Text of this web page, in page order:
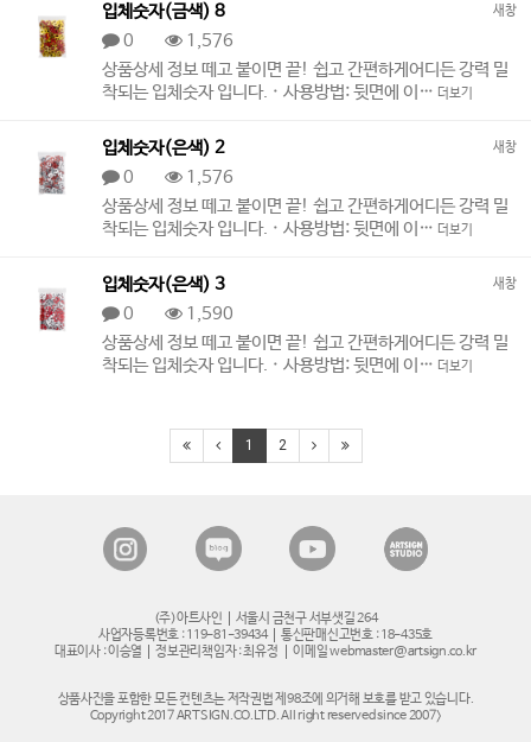
새창
입체숫자(금색) 8
0
1,576
상품상세 정보 떼고 붙이면 끝! 쉽고 간편하게어디든 강력 밀
착되는 입체숫자 입니다. · 사용방법: 뒷면에 이… 더보기
새창
입체숫자(은색) 2
0
1,576
상품상세 정보 떼고 붙이면 끝! 쉽고 간편하게어디든 강력 밀
착되는 입체숫자 입니다. · 사용방법: 뒷면에 이… 더보기
새창
입체숫자(은색) 3
0
1,590
상품상세 정보 떼고 붙이면 끝! 쉽고 간편하게어디든 강력 밀
착되는 입체숫자 입니다. · 사용방법: 뒷면에 이… 더보기
1 2
(주)아트사인
서울시 금천구 서부샛길 264
사업자등록번호 : 119-81-39434
통신판매신고번호 : 18-435호
대표이사 : 이승열
정보관리책임자 : 최유정 이메일 webmaster@artsign.co.kr
상품사진을 포함한 모든 컨텐츠는 저작권법 제98조에 의거해 보호를 받고 있습니다.
Copyright 2017 ARTSIGN.CO.LTD. All right reserved since 2007>